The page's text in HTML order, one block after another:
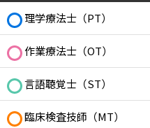
理学療法士（PT）
作業療法士（OT）
言語聴覚士（ST）
臨床検査技師（MT）